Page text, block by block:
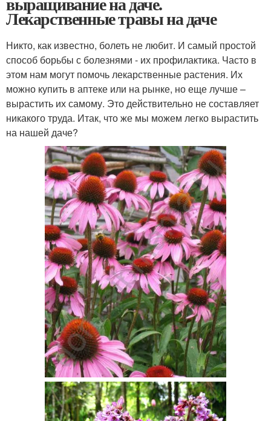
Лекарственные травы на даче
Никто, как известно, болеть не любит. И самый простой
способ борьбы с болезнями - их профилактика. Часто в
этом нам могут помочь лекарственные растения. Их
можно купить в аптеке или на рынке, но еще лучше –
вырастить их самому. Это действительно не составляет
никакого труда. Итак, что же мы можем легко вырастить
на нашей даче?